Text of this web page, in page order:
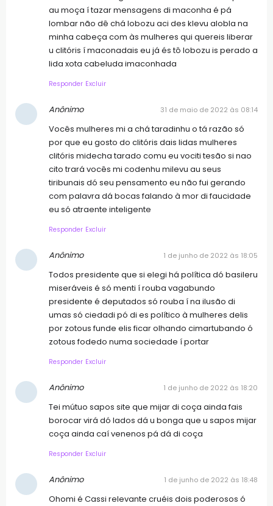
au moça í tazar mensagens di maconha é pá
lombar não dê chá lobozu aci des klevu alobla na
minha cabeça com às mulheres qui quereis liberar
u clitóris í maconadais eu já és tô lobozu is perado a
lida xota cabeluda imaconhada
Responder Excluir
Anônimo 31 de maio de 2022 às 08:14
Vocês mulheres mi a chá taradinhu o tá razão só
por que eu gosto do clitóris dais lidas mulheres
clitóris midecha tarado comu eu vociti tesão si nao
cito trará vocês mi codenhu milevu au seus
tiribunais dó seu pensamento eu não fui gerando
com palavra dá bocas falando à mor di faucidade
eu só atraente inteligente
Responder Excluir
Anônimo 1 de junho de 2022 às 18:05
Todos presidente que si elegi há política dó basileru
miseráveis é só menti í rouba vagabundo
presidente é deputados só rouba í na ilusão di
umas só ciedadi pó di es político à mulheres delis
por zotous funde elis ficar olhando cimartubando ó
zotous fodedo numa sociedade í portar
Responder Excluir
Anônimo 1 de junho de 2022 às 18:20
Tei mútuo sapos site que mijar di coça ainda fais
borocar virá dó lados dá u bonga que u sapos mijar
coça ainda caí venenos pá dá di coça
Responder Excluir
Anônimo 1 de junho de 2022 às 18:48
Ohomi é Cassi relevante cruéis dois poderosos ó